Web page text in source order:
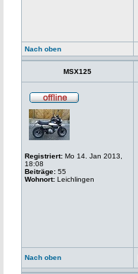
Nach oben
MSX125
Registriert: Mo 14. Jan 2013,
18:08
Beiträge: 55
Wohnort: Leichlingen
Nach oben